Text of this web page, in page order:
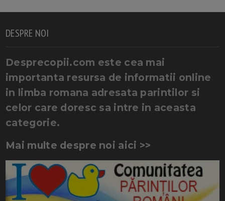
DESPRE NOI
Desprecopii.com este cea mai
importanta resursa de informatii online
in limba romana adresata parintilor si
celor care doresc sa intre in aceasta
categorie.
Mai multe despre noi aici >>